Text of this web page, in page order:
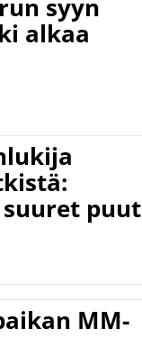
syyn
alkaa
puut
MM-